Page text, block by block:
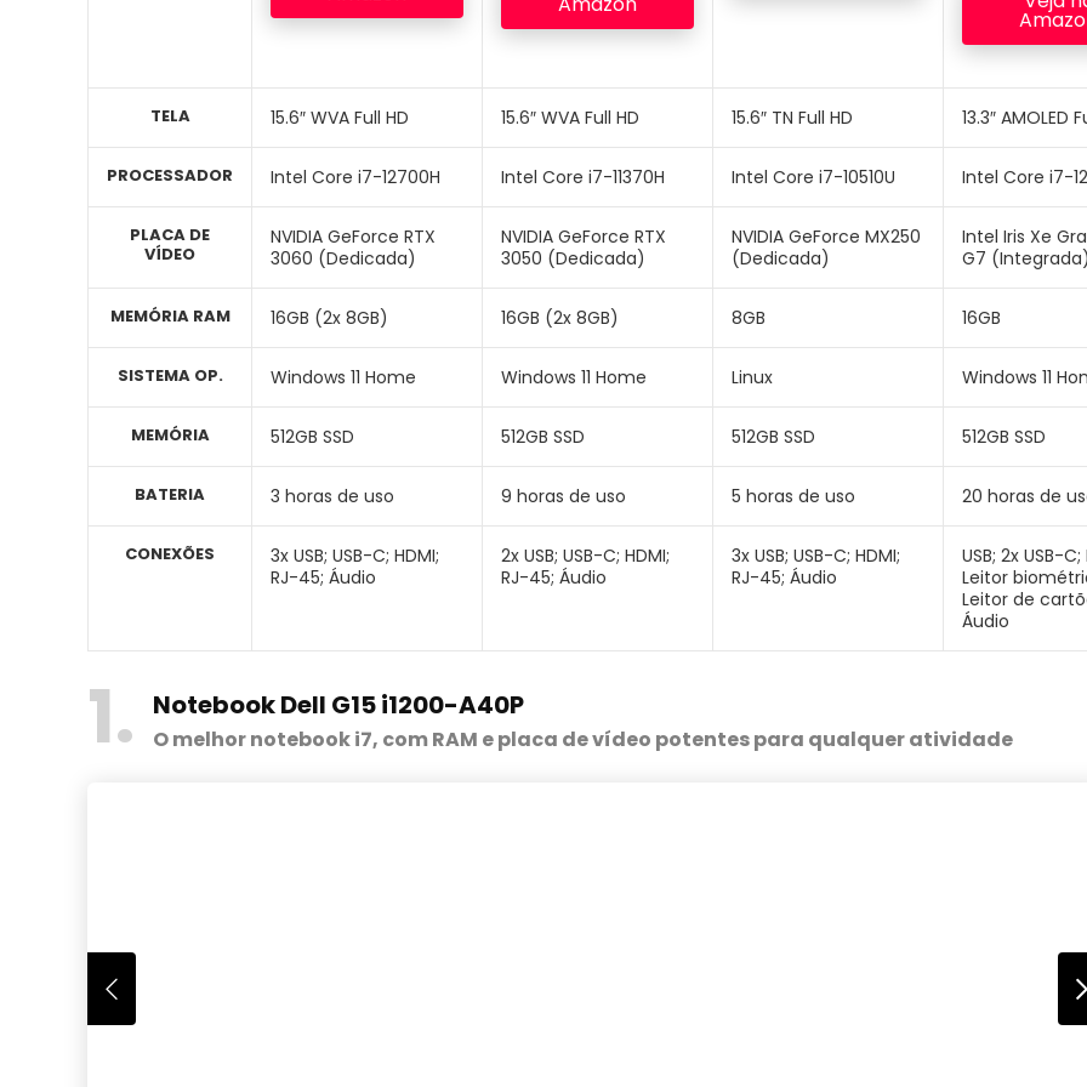
TELA
PROCESSADOR
PLACA DE
VÍDEO
MEMÓRIA RAM
SISTEMA OP.
MEMÓRIA
BATERIA
CONEXÕES
15.6″ WVA Full HD
Intel Core i7-12700H
NVIDIA GeForce RTX
3060 (Dedicada)
16GB (2x 8GB)
Windows 11 Home
512GB SSD
3 horas de uso
3x USB; USB-C; HDMI;
RJ-45; Áudio
15.6″ WVA Full HD
Intel Core i7-11370H
NVIDIA GeForce RTX
3050 (Dedicada)
16GB (2x 8GB)
Windows 11 Home
512GB SSD
9 horas de uso
2x USB; USB-C; HDMI;
RJ-45; Áudio
15.6″ TN Full HD
Intel Core i7-10510U
NVIDIA GeForce MX250
(Dedicada)
8GB
Linux
512GB SSD
5 horas de uso
3x USB; USB-C; HDMI;
RJ-45; Áudio
13.3″ AMOLED
Intel Core i7-
Intel Iris Xe
G7 (Integrada)
16GB
Windows 11
512GB SSD
20 horas de
USB; 2x USB-C;
Leitor
Leitor de
Áudio
1 Notebook Dell G15 i1200-A40P
O melhor notebook i7, com RAM e placa de vídeo potentes para qualquer atividade